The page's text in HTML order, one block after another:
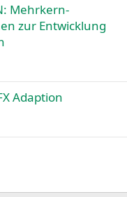
Mehrkern-
zur Entwicklung
Adaption